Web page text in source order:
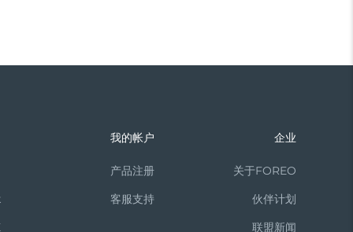
我的帐户
产品注册
客服支持
企业
关于FOREO
伙伴计划
联盟新闻